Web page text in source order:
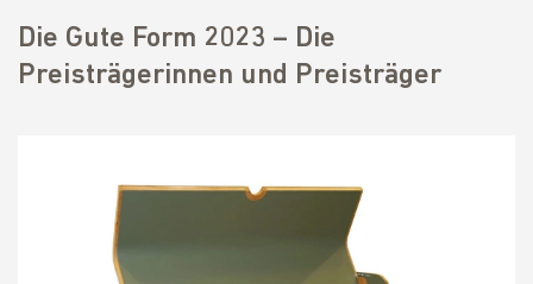
Die Gute Form 2023 – Die
Preisträgerinnen und Preisträger